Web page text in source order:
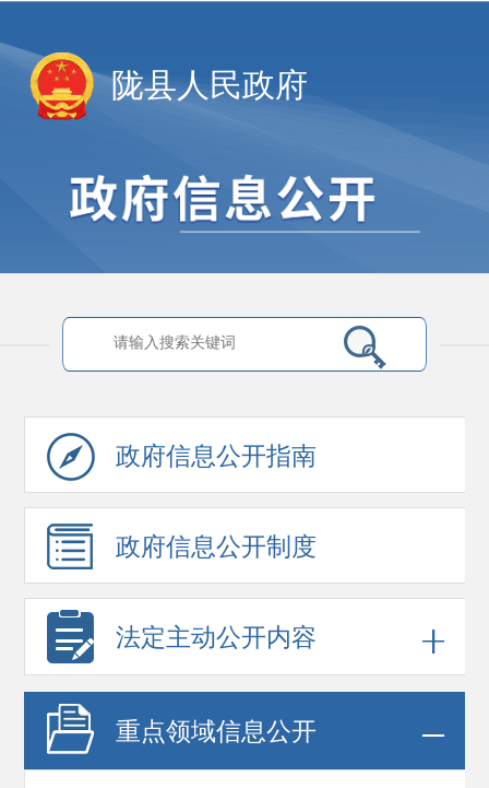
陇县人民政府
政府信息公开指南
政府信息公开制度
法定主动公开内容
重点领域信息公开